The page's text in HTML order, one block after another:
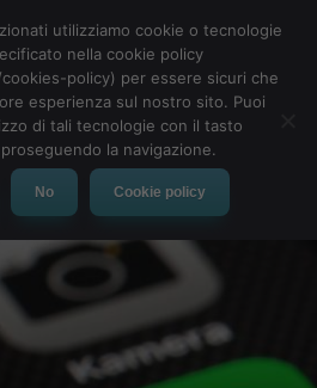
MENU
utilizziamo cookie o tecnologie
nella cookie policy
policy) per essere sicuri che
esperienza sul nostro sito. Puoi
di tali tecnologie con il tasto
la navigazione.
No Cookie policy